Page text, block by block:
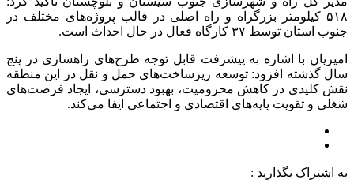
۵۱۸ کیلومتر بزرگراه و راه اصلی در قالب پروژه‌های مختلف در
جنوب استان توسط ۳۷ کارگاه فعال در حال احداث است.
امیریان با اشاره به پیشرفت قابل توجه طرح‌های راهسازی در پنج
سال گذشته افزود: توسعه زیرساخت‌های حمل‌ و نقل در این منطقه
نقش کلیدی در کاهش محرومیت، بهبود دسترسی، ایجاد فرصت‌های
شغلی و تقویت پایه‌های اقتصادی و اجتماعی ایفا می‌کند.
به اشتراک بگذارید :